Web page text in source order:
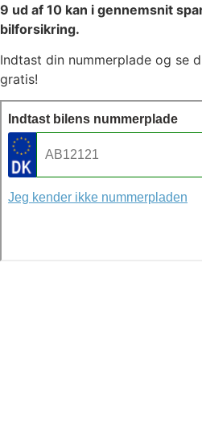
9 ud af 10 kan i gennemsnit
bilforsikring.
Indtast din nummerplade og se
gratis!